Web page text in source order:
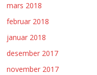
mars 2018
februar 2018
januar 2018
desember 2017
november 2017